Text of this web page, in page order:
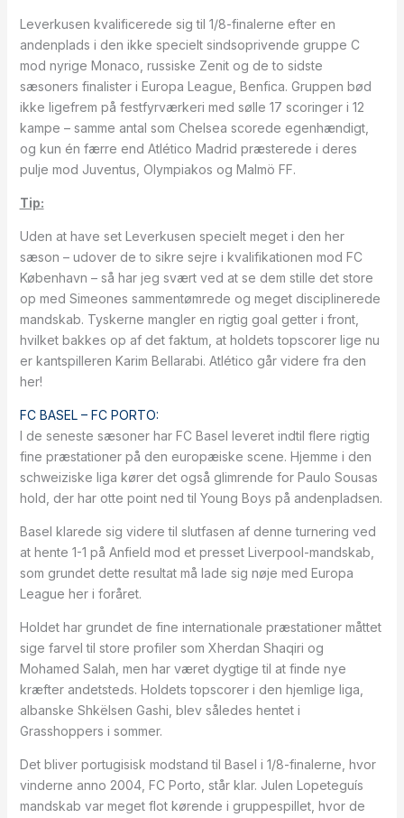
Leverkusen kvalificerede sig til 1/8-finalerne efter en
andenplads i den ikke specielt sindsoprivende gruppe C
mod nyrige Monaco, russiske Zenit og de to sidste
sæsoners finalister i Europa League, Benfica. Gruppen bød
ikke ligefrem på festfyrværkeri med sølle 17 scoringer i 12
kampe – samme antal som Chelsea scorede egenhændigt,
og kun én færre end Atlético Madrid præsterede i deres
pulje mod Juventus, Olympiakos og Malmö FF.
Tip:
Uden at have set Leverkusen specielt meget i den her
sæson – udover de to sikre sejre i kvalifikationen mod FC
København – så har jeg svært ved at se dem stille det store
op med Simeones sammentømrede og meget disciplinerede
mandskab. Tyskerne mangler en rigtig goal getter i front,
hvilket bakkes op af det faktum, at holdets topscorer lige nu
er kantspilleren Karim Bellarabi. Atlético går videre fra den
her!
FC BASEL – FC PORTO:
I de seneste sæsoner har FC Basel leveret indtil flere rigtig
fine præstationer på den europæiske scene. Hjemme i den
schweiziske liga kører det også glimrende for Paulo Sousas
hold, der har otte point ned til Young Boys på andenpladsen.
Basel klarede sig videre til slutfasen af denne turnering ved
at hente 1-1 på Anfield mod et presset Liverpool-mandskab,
som grundet dette resultat må lade sig nøje med Europa
League her i foråret.
Holdet har grundet de fine internationale præstationer måttet
sige farvel til store profiler som Xherdan Shaqiri og
Mohamed Salah, men har været dygtige til at finde nye
kræfter andetsteds. Holdets topscorer i den hjemlige liga,
albanske Shkëlsen Gashi, blev således hentet i
Grasshoppers i sommer.
Det bliver portugisisk modstand til Basel i 1/8-finalerne, hvor
vinderne anno 2004, FC Porto, står klar. Julen Lopeteguís
mandskab var meget flot kørende i gruppespillet, hvor de